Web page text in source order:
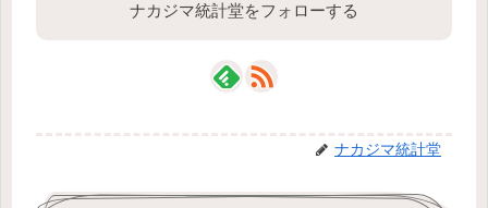
ナカジマ統計堂をフォローする
ナカジマ統計堂